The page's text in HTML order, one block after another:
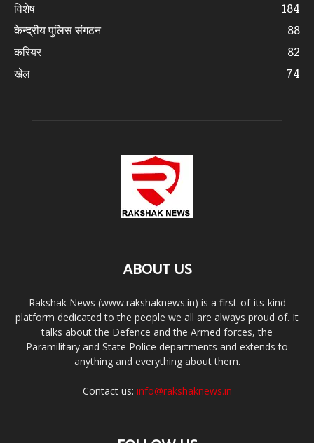
विशेष
184
केन्द्रीय पुलिस संगठन
88
करियर
82
खेल
74
ABOUT US
Rakshak News (www.rakshaknews.in) is a first-of-its-kind
platform dedicated to the people we all are always proud of. It
talks about the Defence and the Armed forces, the
Paramilitary and State Police departments and extends to
anything and everything about them.
Contact us: info@rakshaknews.in